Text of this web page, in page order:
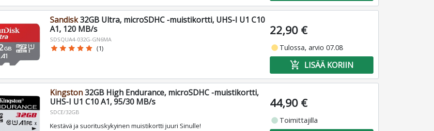
Sandisk32GB Ultra, microSDHC -muistikortti, UHS-I U1 C10
A1, 120 MB/s
SDSQUA4-032G-GN6MA
star star star star star (1)
22,90 €
fiber_manual_record Tulossa, arvio 07.08
add_shopping_cart LISÄÄ KORIIN
Kingston32GB High Endurance, microSDHC -muistikortti,
UHS-I U1 C10 A1, 95/30 MB/s
SDCE/32GB
Kestävä ja suorituskykyinen muistikortti juuri Sinulle!
44,90 €
fiber_manual_record Toimittajilla